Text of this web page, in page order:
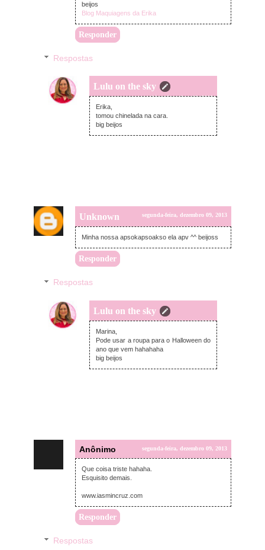
beijos
Blog Maquiagens da Erika
Responder
Respostas
Lulu on the sky
terça-feira, dezembro 10, 2013
Erika,
tomou chinelada na cara.
big beijos
Unknown segunda-feira, dezembro 09, 2013
Minha nossa apsokapsoakso ela apv ^^ beijoss
Responder
Respostas
Lulu on the sky
terça-feira, dezembro 10, 2013
Marina,
Pode usar a roupa para o Halloween do
ano que vem hahahaha
big beijos
Anônimo segunda-feira, dezembro 09, 2013
Que coisa triste hahaha.
Esquisito demais.
www.iasmincruz.com
Responder
Respostas